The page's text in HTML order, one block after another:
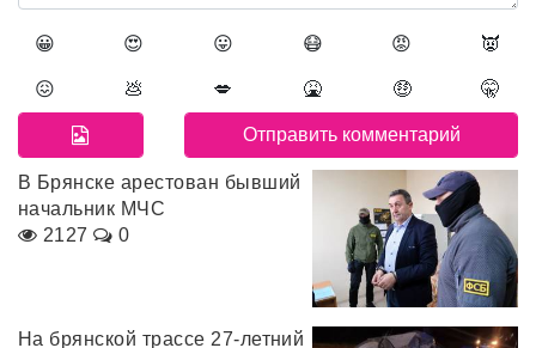
😀 😍 😛 😷 😡 👿
😖 💩 💋 🤮 🤑 🤫
В Брянске арестован бывший
начальник МЧС
2127
0
На брянской трассе 27-летний